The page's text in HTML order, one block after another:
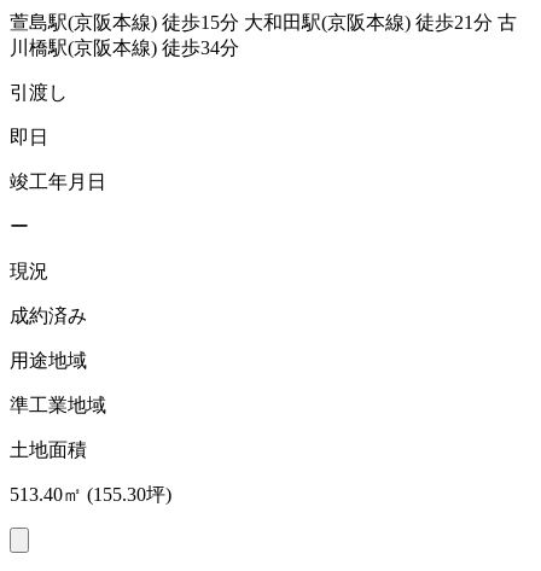
萱島駅(京阪本線) 徒歩15分 大和田駅(京阪本線) 徒歩21分 古
川橋駅(京阪本線) 徒歩34分
引渡し
即日
竣工年月日
ー
現況
成約済み
用途地域
準工業地域
土地面積
513.40㎡ (155.30坪)